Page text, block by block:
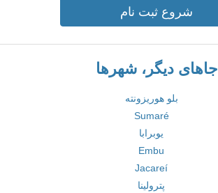
شروع ثبت نام
جاهای دیگر، شهرها
بلو هوریزونته
Sumaré
یوبرابا
Embu
Jacareí
پترولینا